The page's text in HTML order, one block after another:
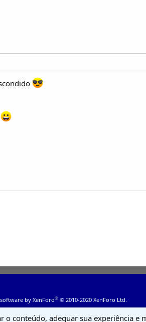
by XenForo® © 2010-2020 XenForo Ltd.
o conteúdo, adequar sua experiência e